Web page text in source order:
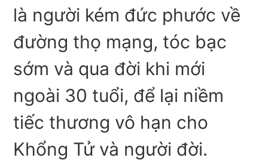
là người kém đức phước về
đường thọ mạng, tóc bạc
sớm và qua đời khi mới
ngoài 30 tuổi, để lại niềm
tiếc thương vô hạn cho
Khổng Tử và người đời.